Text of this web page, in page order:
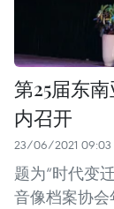
第25届东
内召开
23/06/2021 09:03
题为“时代变
音像档案协